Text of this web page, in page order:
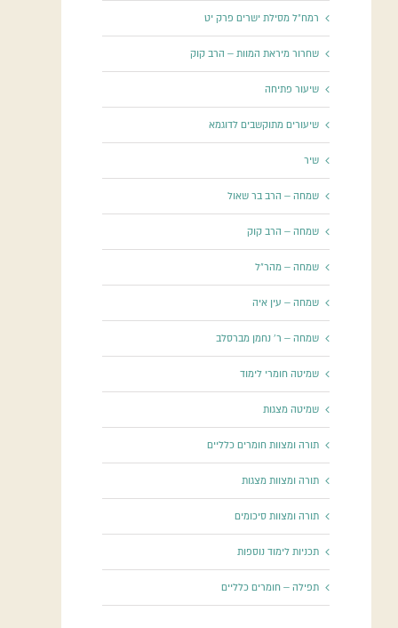
רמח"ל מסילת ישרים פרק יט
שחרור מיראת המוות – הרב קוק
שיעור פתיחה
שיעורים מתוקשבים לדוגמא
שיר
שמחה – הרב בר שאול
שמחה – הרב קוק
שמחה – מהר"ל
שמחה – עין איה
שמחה – ר' נחמן מברסלב
שמיטה חומרי לימוד
שמיטה מצגות
תורה ומצוות חומרים כלליים
תורה ומצוות מצגות
תורה ומצוות סיכומים
תכניות לימוד נוספות
תפילה – חומרים כלליים